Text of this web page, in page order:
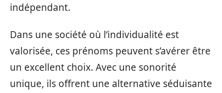
indépendant.
Dans une société où l’individualité est
valorisée, ces prénoms peuvent s’avérer être
un excellent choix. Avec une sonorité
unique, ils offrent une alternative séduisante